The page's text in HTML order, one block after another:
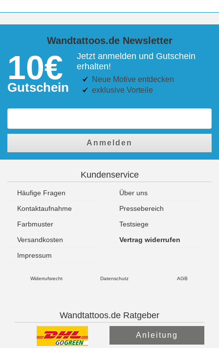
Wandtattoos.de Newsletter
10€
Gutschein
Jetzt anmelden und Gutschein
erhalten!
Neue Motive entdecken
exklusive Vorteile
Anmelden
Kundenservice
Häufige Fragen
Über uns
Kontaktaufnahme
Pressebereich
Farbmuster
Testsiege
Versandkosten
Vertrag widerrufen
Impressum
Widerrufsrecht Datenschutz AGB
Wandtattoos.de Ratgeber
Anleitung